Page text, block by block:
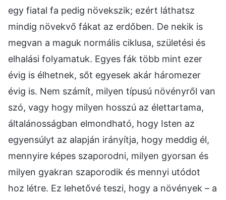
egy fiatal fa pedig növekszik; ezért láthatsz
mindig növekvő fákat az erdőben. De nekik is
megvan a maguk normális ciklusa, születési és
elhalási folyamatuk. Egyes fák több mint ezer
évig is élhetnek, sőt egyesek akár háromezer
évig is. Nem számít, milyen típusú növényről van
szó, vagy hogy milyen hosszú az élettartama,
általánosságban elmondható, hogy Isten az
egyensúlyt az alapján irányítja, hogy meddig él,
mennyire képes szaporodni, milyen gyorsan és
milyen gyakran szaporodik és mennyi utódot
hoz létre. Ez lehetővé teszi, hogy a növények – a